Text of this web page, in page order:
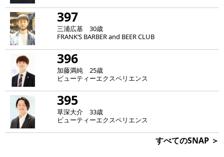
397
三浦広基 30歳
FRANK‘S BARBER and BEER CLUB
396
加藤満純 25歳
ビューティーエクスペリエンス
395
草深大介 33歳
ビューティーエクスペリエンス
すべてのSNAP ＞